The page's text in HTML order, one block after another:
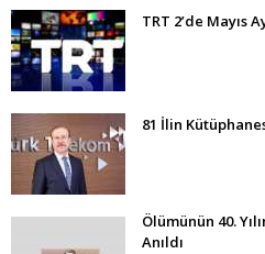
TRT 2’de Mayıs
81 İlin
Ölümünün 40.
Anıldı